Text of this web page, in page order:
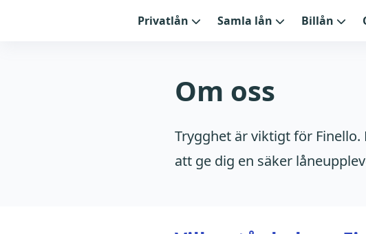
Privatlån Samla lån Billån
Om oss
Trygghet är viktigt för
att ge dig en säker